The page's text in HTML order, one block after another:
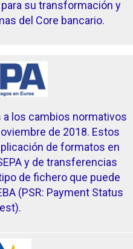
su transformación y
del Core bancario.
los cambios normativos
de 2018. Estos
de formatos en
y de transferencias
de fichero que puede
(PSR: Payment Status